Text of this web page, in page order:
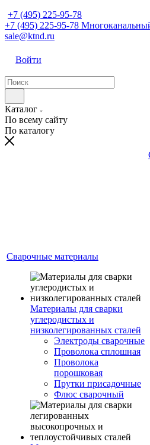
+7 (495) 225-95-78
+7 (495) 225-95-78
sale@ktnd.ru
Войти
Каталог
По всему сайту
По каталогу
Сварочные материалы
Материалы для сварки
углеродистых и
низколегированных сталей
Электроды сварочные
Проволока сплошная
Проволока
порошковая
Прутки присадочные
Флюс сварочный